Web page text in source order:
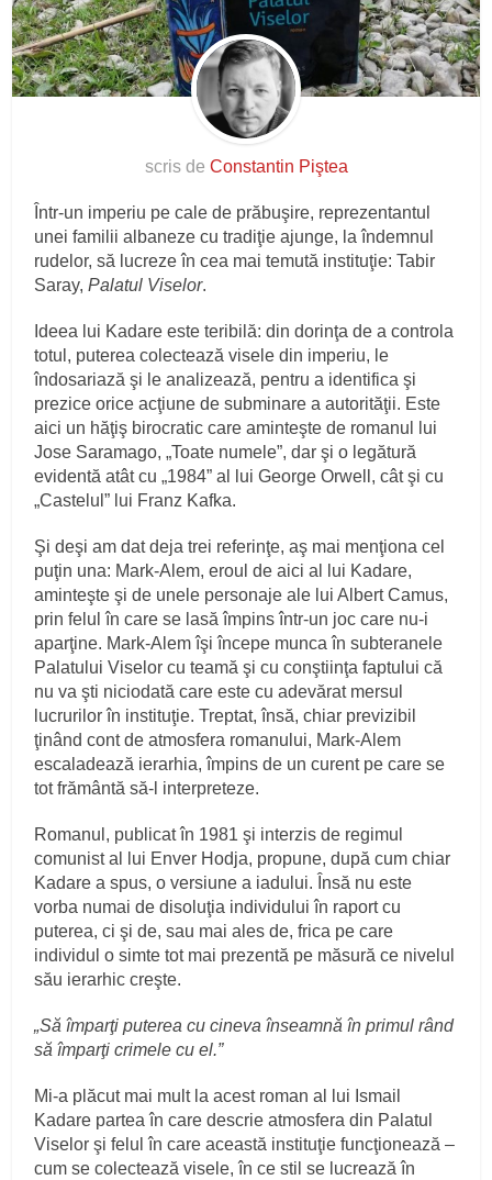
scris de Constantin Piştea
Într-un imperiu pe cale de prăbuşire, reprezentantul
unei familii albaneze cu tradiţie ajunge, la îndemnul
rudelor, să lucreze în cea mai temută instituţie: Tabir
Saray,Palatul Viselor.
Ideea lui Kadare este teribilă: din dorinţa de a controla
totul, puterea colectează visele din imperiu, le
îndosariază şi le analizează, pentru a identifica şi
prezice orice acţiune de subminare a autorităţii. Este
aici un hăţiş birocratic care aminteşte de romanul lui
Jose Saramago, „Toate numele”, dar şi o legătură
evidentă atât cu „1984” al lui George Orwell, cât şi cu
„Castelul” lui Franz Kafka.
Şi deşi am dat deja trei referinţe, aş mai menţiona cel
puţin una: Mark-Alem, eroul de aici al lui Kadare,
aminteşte şi de unele personaje ale lui Albert Camus,
prin felul în care se lasă împins într-un joc care nu-i
aparţine. Mark-Alem îşi începe munca în subteranele
Palatului Viselor cu teamă şi cu conştiinţa faptului că
nu va şti niciodată care este cu adevărat mersul
lucrurilor în instituţie. Treptat, însă, chiar previzibil
ţinând cont de atmosfera romanului, Mark-Alem
escaladează ierarhia, împins de un curent pe care se
tot frământă să-l interpreteze.
Romanul, publicat în 1981 şi interzis de regimul
comunist al lui Enver Hodja, propune, după cum chiar
Kadare a spus, o versiune a iadului. Însă nu este
vorba numai de disoluţia individului în raport cu
puterea, ci şi de, sau mai ales de, frica pe care
individul o simte tot mai prezentă pe măsură ce nivelul
său ierarhic creşte.
„Să împarţi puterea cu cineva înseamnă în primul rând
să împarţi crimele cu el.”
Mi-a plăcut mai mult la acest roman al lui Ismail
Kadare partea în care descrie atmosfera din Palatul
Viselor şi felul în care această instituţie funcţionează –
cum se colectează visele, în ce stil se lucrează în